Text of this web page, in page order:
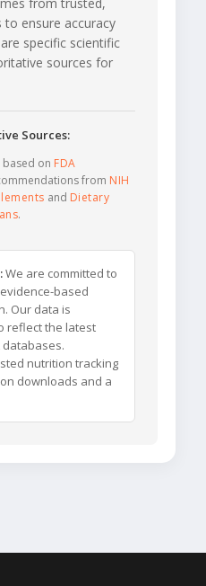
from trusted,
ensure accuracy
specific scientific
sources for
Sources:
based on FDA
from NIH
and Dietary
.
We are committed to
based
Our data is
reflect the latest
databases.
nutrition tracking
downloads and a